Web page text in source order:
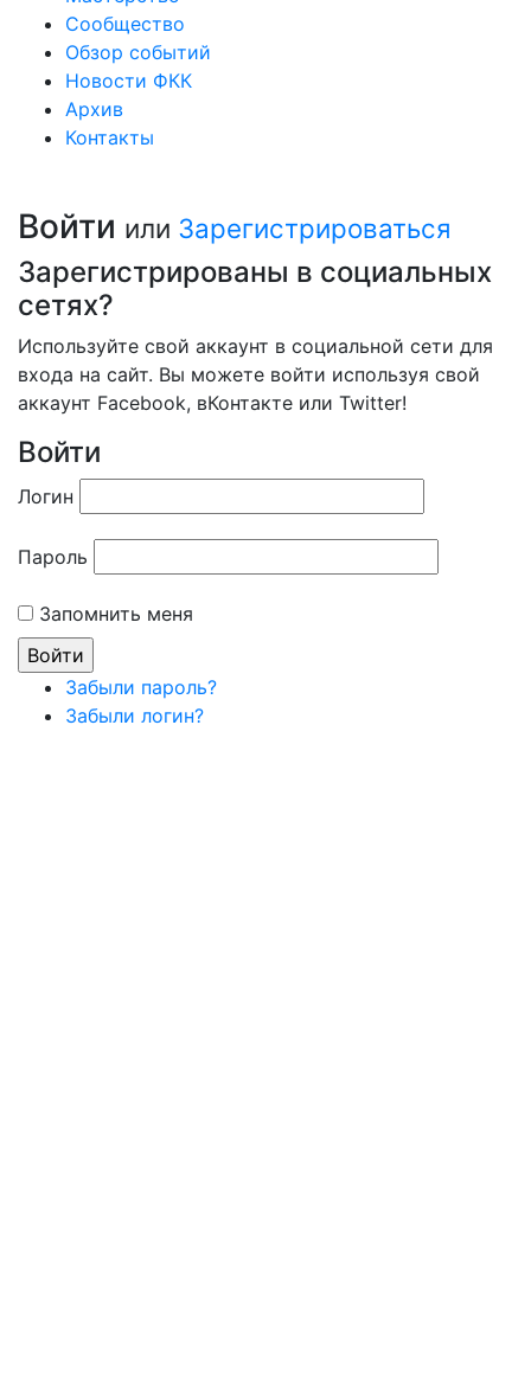
Сообщество
Обзор событий
Новости ФКК
Архив
Контакты
Войти или Зарегистрироваться
Зарегистрированы в социальных
сетях?
Используйте свой аккаунт в социальной сети для
входа на сайт. Вы можете войти используя свой
аккаунт Facebook, вКонтакте или Twitter!
Войти
Логин
Пароль
Запомнить меня
Забыли пароль?
Забыли логин?